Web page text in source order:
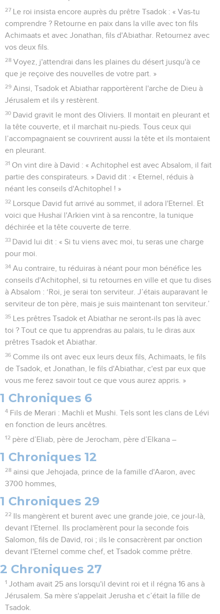
27
Le roi insista encore auprès du prêtre Tsadok : « Vas-tu
comprendre ? Retourne en paix dans la ville avec ton fils
Achimaats et avec Jonathan, fils d'Abiathar. Retournez avec
vos deux fils.
28 Voyez, j'attendrai dans les plaines du désert jusqu'à ce
que je reçoive des nouvelles de votre part. »
29 Ainsi, Tsadok et Abiathar rapportèrent l'arche de Dieu à
Jérusalem et ils y restèrent.
30 David gravit le mont des Oliviers. Il montait en pleurant et
la tête couverte, et il marchait nu-pieds. Tous ceux qui
l’accompagnaient se couvrirent aussi la tête et ils montaient
en pleurant.
31 On vint dire à David : « Achitophel est avec Absalom, il fait
partie des conspirateurs. » David dit : « Eternel, réduis à
néant les conseils d'Achitophel ! »
32
Lorsque David fut arrivé au sommet, il adora l'Eternel. Et
voici que Hushaï l'Arkien vint à sa rencontre, la tunique
déchirée et la tête couverte de terre.
33 David lui dit : « Si tu viens avec moi, tu seras une charge
pour moi.
34 Au contraire, tu réduiras à néant pour mon bénéfice les
conseils d'Achitophel, si tu retournes en ville et que tu dises
à Absalom : ‘Roi, je serai ton serviteur. J’étais auparavant le
serviteur de ton père, mais je suis maintenant ton serviteur.’
35
Les prêtres Tsadok et Abiathar ne seront-ils pas là avec
toi ? Tout ce que tu apprendras au palais, tu le diras aux
prêtres Tsadok et Abiathar.
36 Comme ils ont avec eux leurs deux fils, Achimaats, le fils
de Tsadok, et Jonathan, le fils d'Abiathar, c'est par eux que
vous me ferez savoir tout ce que vous aurez appris. »
1 Chroniques 6
4 Fils de Merari : Machli et Mushi. Tels sont les clans de Lévi
en fonction de leurs ancêtres.
12 père d’Eliab, père de Jerocham, père d’Elkana –
1 Chroniques 12
28 ainsi que Jehojada, prince de la famille d'Aaron, avec
3700 hommes,
1 Chroniques 29
22
Ils mangèrent et burent avec une grande joie, ce jour-là,
devant l'Eternel. Ils proclamèrent pour la seconde fois
Salomon, fils de David, roi ; ils le consacrèrent par onction
devant l'Eternel comme chef, et Tsadok comme prêtre.
2 Chroniques 27
1 Jotham avait 25 ans lorsqu'il devint roi et il régna 16 ans à
Jérusalem. Sa mère s'appelait Jerusha et c’était la fille de
Tsadok.